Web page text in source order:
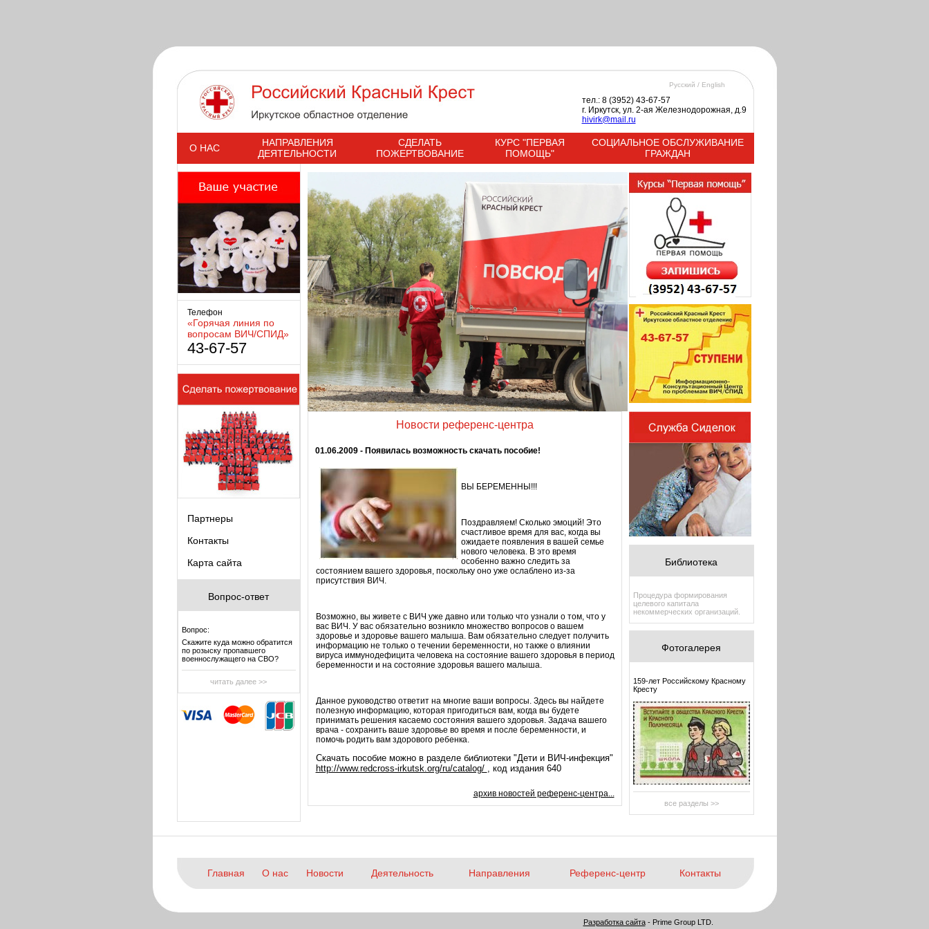
тел.: 8 (3952) 43-67-57
г. Иркутск, ул. 2-ая Железнодорожная, д.9
hivirk@mail.ru
Русский / English
s
О НАС
НАПРАВЛЕНИЯ
ДЕЯТЕЛЬНОСТИ
СДЕЛАТЬ
ПОЖЕРТВОВАНИЕ
КУРС "ПЕРВАЯ
ПОМОЩЬ"
СОЦИАЛЬНОЕ ОБСЛУЖИВАНИЕ
ГРАЖДАН
Телефон
«Горячая линия по
вопросам ВИЧ/СПИД»
43-67-57
Партнеры
Контакты
Карта сайта
Вопрос-ответ
Вопрос:
Скажите куда можно обратится
по розыску пропавшего
военнослужащего на СВО?
читать далее >>
Новости референс-центра
01.06.2009 - Появилась возможность скачать пособие!
ВЫ БЕРЕМЕННЫ!!!
Поздравляем! Сколько эмоций! Это
счастливое время для вас, когда вы
ожидаете появления в вашей семье
нового человека. В это время
особенно важно следить за
состоянием вашего здоровья, поскольку оно уже ослаблено из-за
присутствия ВИЧ.
Возможно, вы живете с ВИЧ уже давно или только что узнали о том, что у
вас ВИЧ. У вас обязательно возникло множество вопросов о вашем
здоровье и здоровье вашего малыша. Вам обязательно следует получить
информацию не только о течении беременности, но также о влиянии
вируса иммунодефицита человека на состояние вашего здоровья в период
беременности и на состояние здоровья вашего малыша.
Данное руководство ответит на многие ваши вопросы. Здесь вы найдете
полезную информацию, которая пригодиться вам, когда вы будете
принимать решения касаемо состояния вашего здоровья. Задача вашего
врача - сохранить ваше здоровье во время и после беременности, и
помочь родить вам здорового ребенка.
Скачать пособие можно в разделе библиотеки "Дети и ВИЧ-инфекция"
http://www.redcross-irkutsk.org/ru/catalog/ , код издания 640
архив новостей референс-центра...
Библиотека
Процедура формирования
целевого капитала
некоммерческих организаций.
Фотогалерея
159-лет Российскому Красному
Кресту
все разделы >>
Главная О нас Новости Деятельность Направления Референс-центр Контакты
Разработка сайта- Prime Group LTD.